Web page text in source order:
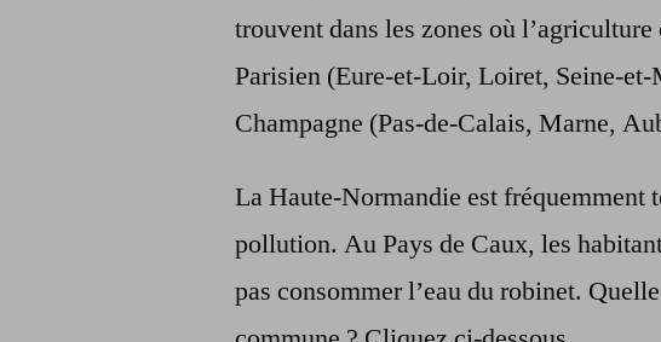
trouvent dans les zones où
Parisien (Eure-et-Loir, Loiret, Seine-
Champagne (Pas-de-Calais, Marne,
La Haute-Normandie est fréquemment
pollution. Au Pays de Caux, les
pas consommer l’eau du robinet.